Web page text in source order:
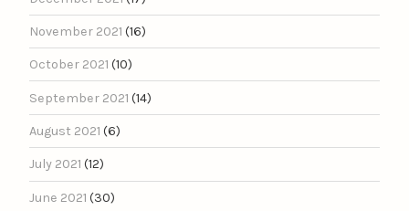
November 2021 (16)
October 2021 (10)
September 2021 (14)
August 2021 (6)
July 2021 (12)
June 2021 (30)